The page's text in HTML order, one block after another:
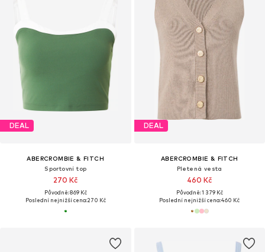
DEAL
ABERCROMBIE & FITCH
Sportovní top
270 Kč
Původně: 869 Kč
Poslední nejnižší cena:270 Kč
DEAL
ABERCROMBIE & FITCH
Pletená vesta
460 Kč
Původně: 1 379 Kč
Poslední nejnižší cena:460 Kč